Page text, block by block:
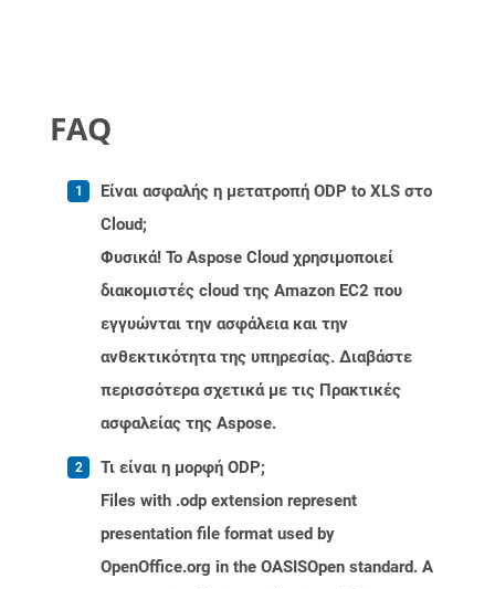
FAQ
Είναι ασφαλής η μετατροπή ODP to XLS στο
Cloud;
Φυσικά! Το Aspose Cloud χρησιμοποιεί
διακομιστές cloud της Amazon EC2 που
εγγυώνται την ασφάλεια και την
ανθεκτικότητα της υπηρεσίας. Διαβάστε
περισσότερα σχετικά με τις Πρακτικές
ασφαλείας της Aspose.
Τι είναι η μορφή ODP;
Files with .odp extension represent
presentation file format used by
OpenOffice.org in the OASISOpen standard. A